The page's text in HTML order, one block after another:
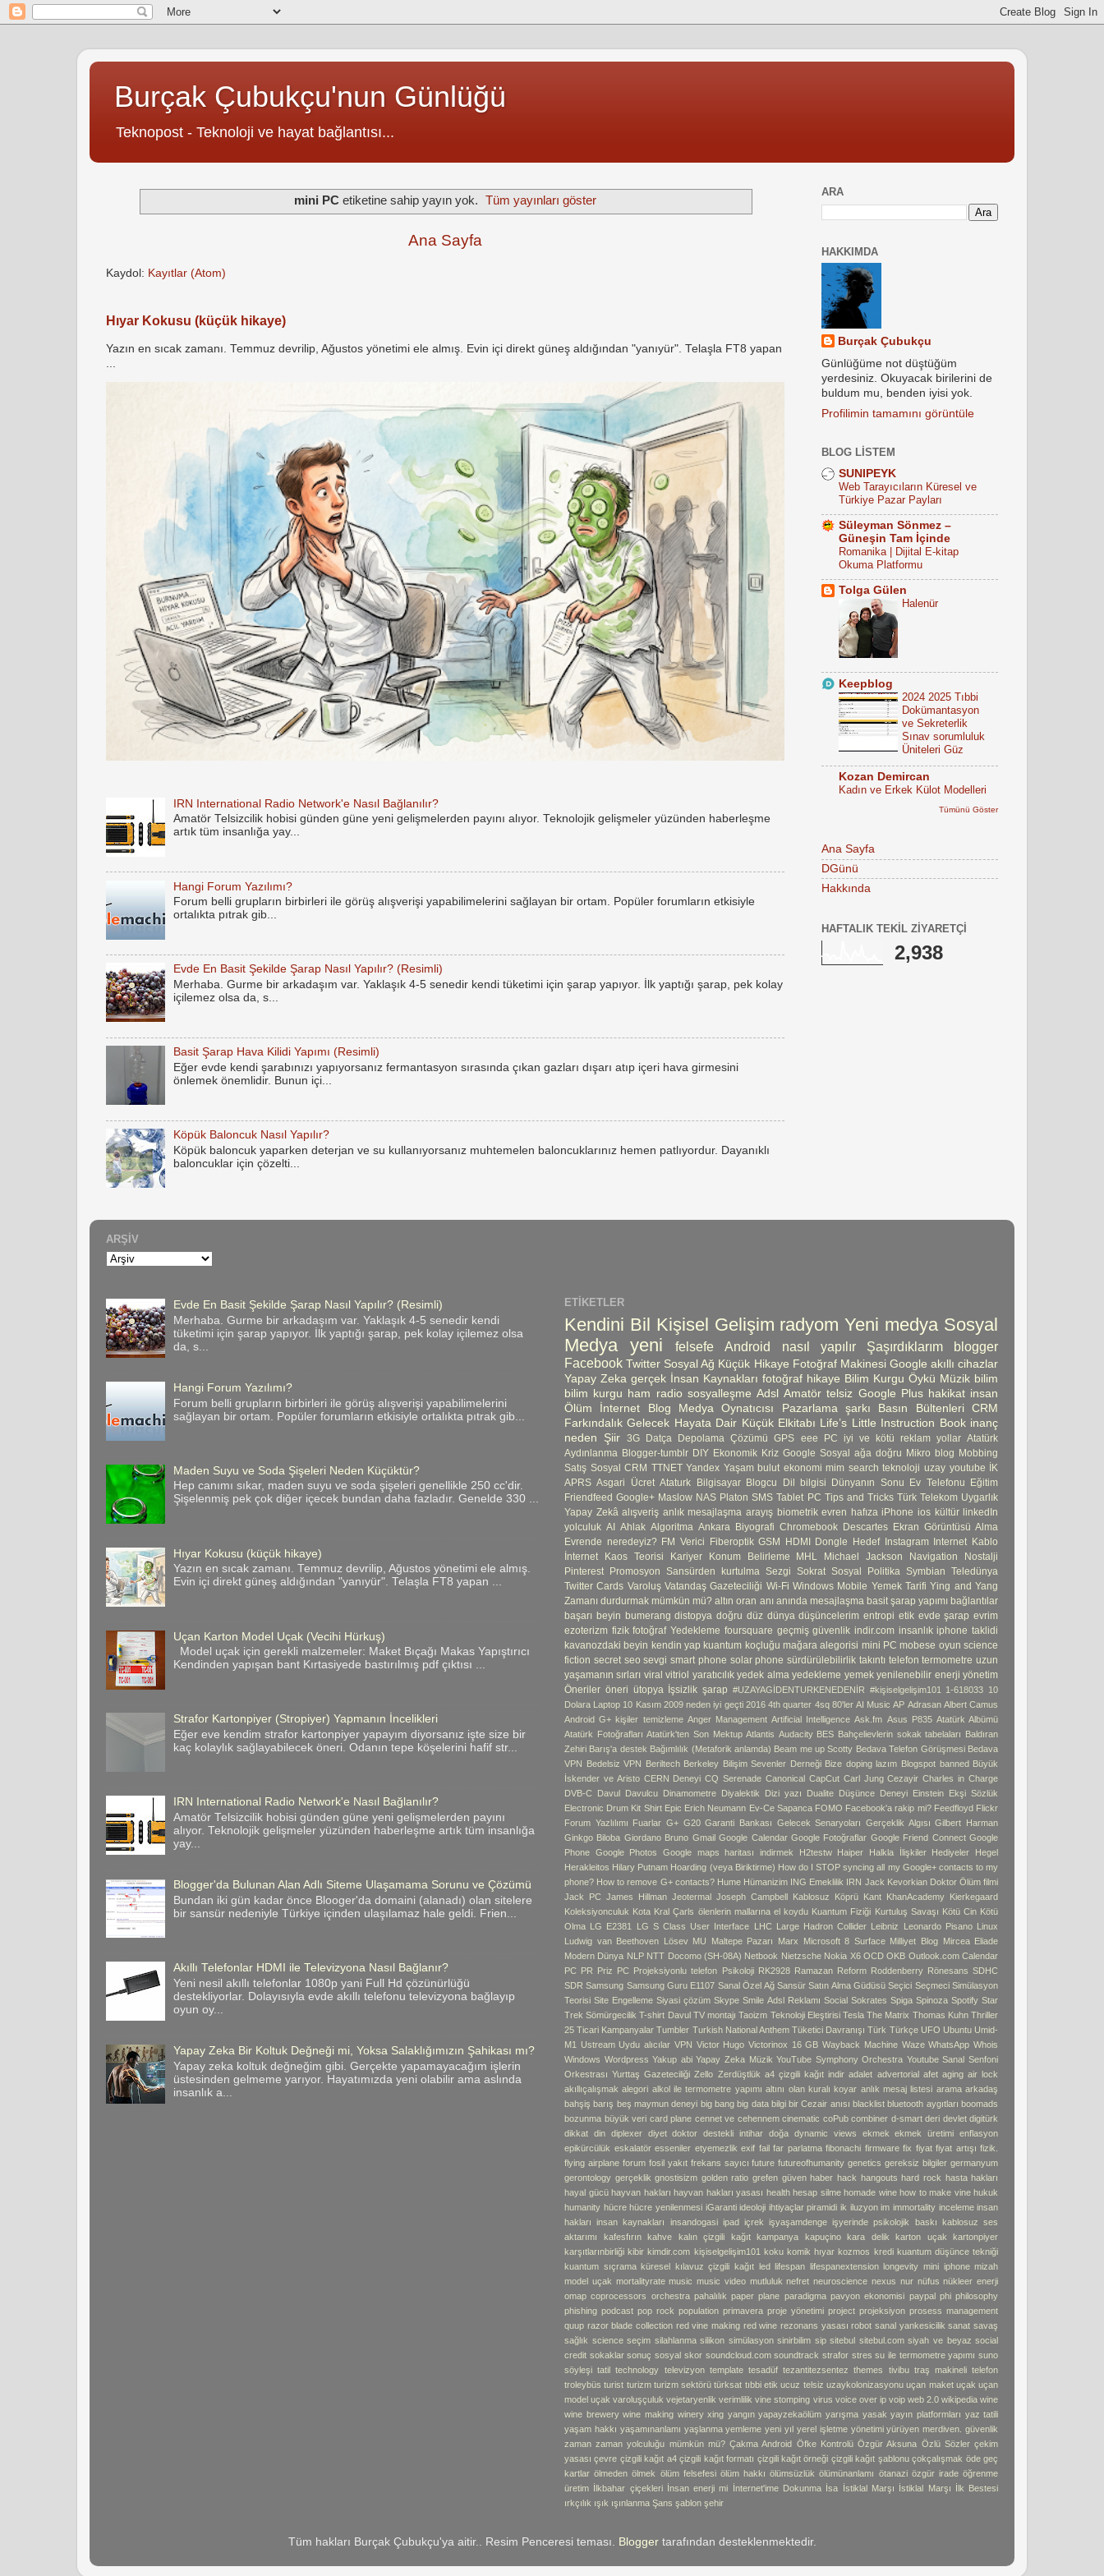
Burçak Çubukçu'nun Günlüğü
Teknopost - Teknoloji ve hayat bağlantısı...
mini PCetiketine sahip yayın yok. Tüm yayınları göster
Ana Sayfa
Kaydol: Kayıtlar (Atom)
Hıyar Kokusu (küçük hikaye)
Yazın en sıcak zamanı. Temmuz devrilip, Ağustos yönetimi ele almış. Evin içi direkt güneş aldığından "yanıyür". Telaşla FT8 yapan
IRN International Radio Network'e Nasıl Bağlanılır?
Amatör Telsizcilik hobisi günden güne yeni gelişmelerden payını alıyor. Teknolojik gelişmeler yüzünden haberleşme
artık tüm insanlığa yay...
Hangi Forum Yazılımı?
Forum belli grupların birbirleri ile görüş alışverişi yapabilimelerini sağlayan bir ortam. Popüler forumların etkisiyle
ortalıkta pıtrak gib...
Evde En Basit Şekilde Şarap Nasıl Yapılır? (Resimli)
Merhaba. Gurme bir arkadaşım var. Yaklaşık 4-5 senedir kendi tüketimi için şarap yapıyor. İlk yaptığı şarap, pek kolay
içilemez olsa da, s...
Basit Şarap Hava Kilidi Yapımı (Resimli)
Eğer evde kendi şarabınızı yapıyorsanız fermantasyon sırasında çıkan gazları dışarı atıp içeri hava girmesini
önlemek önemlidir. Bunun içi...
Köpük Baloncuk Nasıl Yapılır?
Köpük baloncuk yaparken deterjan ve su kullanıyorsanız muhtemelen baloncuklarınız hemen patlıyordur. Dayanıklı
baloncuklar için çözelti...
ARA
HAKKIMDA
Burçak Çubukçu
Günlüğüme not düştüğüm
yerdesiniz. Okuyacak birilerini de
buldum mu, benden iyisi yok.
Profilimin tamamını görüntüle
BLOG LISTEM
SUNIPEYK
Web Tarayıcıların Küresel ve
Türkiye Pazar Payları
Süleyman Sönmez –
Güneşin Tam İçinde
Romanika | Dijital E-kitap
Okuma Platformu
Tolga Gülen
Halenür
Keepblog
2024 2025 Tıbbi
Dokümantasyon
ve Sekreterlik
Sınav sorumluluk
Üniteleri Güz
Kozan Demircan
Kadın ve Erkek Külot Modelleri
Tümünü Göster
Ana Sayfa
DGünü
Hakkında
HAFTALIK TEKIL ZIYARETÇI
2,938
ARŞIV
Evde En Basit Şekilde Şarap Nasıl Yapılır? (Resimli)
Merhaba. Gurme bir arkadaşım var. Yaklaşık 4-5 senedir kendi
tüketimi için şarap yapıyor. İlk yaptığı şarap, pek kolay içilemez olsa
da, s...
Hangi Forum Yazılımı?
Forum belli grupların birbirleri ile görüş alışverişi yapabilimelerini
sağlayan bir ortam. Popüler forumların etkisiyle ortalıkta pıtrak gib...
Maden Suyu ve Soda Şişeleri Neden Küçüktür?
Hep canımı sıkar, maden suyu ve soda şişeleri genellikle 250 cc'dir.
Şişelenmiş pek çok diğer içecek bundan daha fazladır. Genelde 330 ...
Hıyar Kokusu (küçük hikaye)
Yazın en sıcak zamanı. Temmuz devrilip, Ağustos yönetimi ele almış.
Evin içi direkt güneş aldığından "yanıyür". Telaşla FT8 yapan ...
Uçan Karton Model Uçak (Vecihi Hürkuş)
Model uçak için gerekli malzemeler: Maket Bıçağı Makas Yapıştırıcı
Kendinden yapışan bant Kırtasiyede bastırılmış pdf çıktısı ...
Strafor Kartonpiyer (Stropiyer) Yapmanın İncelikleri
Eğer eve kendim strafor kartonpiyer yapayım diyorsanız işte size bir
kaç kolaylık sağlayabilecek öneri. Odanın tepe köşelerini hafif str...
IRN International Radio Network'e Nasıl Bağlanılır?
Amatör Telsizcilik hobisi günden güne yeni gelişmelerden payını
alıyor. Teknolojik gelişmeler yüzünden haberleşme artık tüm insanlığa
yay...
Blogger'da Bulunan Alan Adlı Siteme Ulaşamama Sorunu ve Çözümü
Bundan iki gün kadar önce Blooger'da domaini (alanadı) olan sitelere
bir sansür nedeniyle Türkiye içinden ulaşılamaz hale geldi. Frien...
Akıllı Telefonlar HDMI ile Televizyona Nasıl Bağlanır?
Yeni nesil akıllı telefonlar 1080p yani Full Hd çözünürlüğü
destekliyorlar. Dolayısıyla evde akıllı telefonu televizyona bağlayıp
oyun oy...
Yapay Zeka Bir Koltuk Değneği mi, Yoksa Salaklığımızın Şahikası mı?
Yapay zeka koltuk değneğim gibi. Gerçekte yapamayacağım işlerin
üstesinden gelmeme yarıyor. Hayatımızda yeni olabilir ama aslında
insanlık a...
ETIKETLER
Kendini Bil Kişisel Gelişim radyom Yeni medya Sosyal
Medya
yeni felsefe Android nasıl yapılır Şaşırdıklarım
blogger
Facebook Twitter Sosyal Ağ Küçük Hikaye Fotoğraf Makinesi Google akıllı cihazlar
Yapay Zeka gerçek İnsan Kaynakları fotoğraf hikaye Bilim Kurgu Öykü Müzik bilim
bilim kurgu ham radio sosyalleşme Adsl Amatör telsiz Google Plus hakikat insan
Ölüm
İnternet Blog Medya Oynatıcısı Pazarlama şarkı Basın Bültenleri
CRM
Farkındalık Gelecek Hayata Dair Küçük Elkitabı Life’s Little Instruction Book inanç
neden
Şiir 3G Datça Depolama Çözümü GPS eee PC iyi ve kötü reklam yollar Atatürk
Aydınlanma Blogger-tumblr DIY Ekonomik Kriz Google Sosyal ağa doğru Mikro blog Mobbing
Satış Sosyal CRM TTNET Yandex Yaşam bulut ekonomi mim search teknoloji uzay youtube İK
APRS Asgari Ücret Ataturk Bilgisayar Blogcu Dil bilgisi Dünyanın Sonu Ev Telefonu Eğitim
Friendfeed Google+ Maslow NAS Platon SMS Tablet PC Tips and Tricks Türk Telekom Uygarlık
Yapay Zekâ alışveriş anlık mesajlaşma arayış biometrik evren hafıza iPhone ios kültür linkedIn
yolculuk AI Ahlak Algoritma Ankara Biyografi Chromebook Descartes Ekran Görüntüsü Alma
Evrende neredeyiz? FM Verici Fiberoptik GSM HDMI Dongle Hedef Instagram Internet Kablo
İnternet
Kaos Teorisi Kariyer Konum Belirleme MHL Michael Jackson Navigation
Nostalji
Pinterest Promosyon Sansürden kurtulma Sezgi Sokrat Sosyal Politika Symbian Teledünya
Twitter Cards Varoluş Vatandaş Gazeteciliği Wi-Fi Windows Mobile Yemek Tarifi Ying and Yang
Zamanı durdurmak mümkün mü? altın oran anı anında mesajlaşma basit şarap yapımı bağlantılar
başarı beyin bumerang distopya doğru düz dünya düşüncelerim entropi etik evde şarap evrim
ezoterizm fizik fotoğraf Yedekleme foursquare geçmiş güvenlik indir.com insanlık iphone taklidi
kavanozdaki beyin kendin yap kuantum koçluğu mağara alegorisi mini PC mobese oyun science
fiction secret seo sevgi smart phone solar phone sürdürülebilirlik takıntı telefon termometre uzun
yaşamanın sırları viral vitriol yaratıcılık yedek alma yedekleme yemek yenilenebilir enerji yönetim
Öneriler öneri ütopya İşsizlik şarap #UZAYAGİDENTURKENEDENİR #kişiselgelişim101 1-618033 10
Dolara Laptop 10 Kasım 2009 neden iyi geçti 2016 4th quarter 4sq 80'ler AI Music AP Adrasan Albert Camus
Android G+ kişiler temizleme Anger Management Artificial Intelligence Ask.fm Asus P835 Atatürk Albümü
Atatürk Fotoğrafları Atatürk'ten Son Mektup Atlantis Audacity BES Bahçelievlerin sokak tabelaları Baldıran
Zehiri Barış'a destek Bağımlılık (Metaforik anlamda) Beam me up Scotty Bedava Telefon Görüşmesi Bedava
VPN Bedelsiz VPN Beriltech Berkeley Bilişim Sevenler Derneği Bize doping lazım Blogspot banned Büyük
İskender ve Aristo CERN Deneyi CQ Serenade Canonical CapCut Carl Jung Cezayir Charles in Charge
DVB-C Davul Davulcu Dinamometre Diyalektik Dizi yazı Dualite Düşünce Deneyi Einstein Ekşi Sözlük
Electronic Drum Kit Shirt Epic Erich Neumann Ev-Ce Sapanca FOMO Facebook'a rakip mi? Feedfloyd Flickr
Forum Yazlılımı Fuarlar G+ G20 Garanti Bankası Gelecek Senaryoları Gerçeklik Algısı Gilbert Harman
Ginkgo Biloba Giordano Bruno Gmail Google Calendar Google Fotoğraflar Google Friend Connect Google
Phone Google Photos Google maps haritası indirmek H2testw Haiper Halkla İlişkiler Hediyeler
Hegel
Herakleitos Hilary Putnam Hoarding (veya Biriktirme) How do I STOP syncing all my Google+ contacts to my
phone? How to remove G+ contacts? Hume Hümanizim ING Emeklilik IRN Jack Kevorkian Doktor Ölüm filmi
Jack PC James Hillman Jeotermal Joseph Campbell Kablosuz Köprü Kant KhanAcademy Kierkegaard
Koleksiyonculuk Kota Kral Çarls ölenlerin mallarına el koydu Kuantum Fiziği Kurtuluş Savaşı Kötü Cin Kötü
Olma LG E2381 LG S Class User Interface LHC Large Hadron Collider Leibniz Leonardo Pisano Linux
Ludwig van Beethoven Lösev MU Maltepe Pazarı Marx Microsoft 8 Surface Milliyet Blog Mircea Eliade
Modern Dünya NLP NTT Docomo (SH-08A) Netbook Nietzsche Nokia X6 OCD OKB Outlook.com Calendar
PC PR Priz PC Projeksiyonlu telefon Psikoloji RK2928 Ramazan Reform Roddenberry Rönesans SDHC
SDR Samsung Samsung Guru E1107 Sanal Özel Ağ Sansür Satın Alma Güdüsü Seçici Seçmeci Simülasyon
Teorisi Site Engelleme Siyasi çözüm Skype Smile Adsl Reklamı Social Sokrates Spiga Spinoza Spotify Star
Trek Sömürgecilik T-shirt Davul TV montajı Taoizm Teknoloji Eleştirisi Tesla The Matrix Thomas Kuhn Thriller
25 Ticari Kampanyalar Tumbler Turkish National Anthem Tüketici Davranışı Türk Türkçe UFO Ubuntu Umid-
M1
Ustream Uydu alıcılar VPN Victor Hugo Victorinox 16 GB Wayback Machine Waze WhatsApp Whois
Windows Wordpress Yakup abi Yapay Zeka Müzik YouTube Symphony Orchestra Youtube Sanal Senfoni
Orkestrası Yurttaş Gazeteciliği Zello Zerdüştlük a4 çizgili kağıt indir adalet advertorial afet aging air lock
akıllıçalışmak alegori alkol ile termometre yapımı altını olan kuralı koyar anlık mesaj listesi arama arkadaş
bahşiş barış beş maymun deneyi big bang big data bilgi bir Cezair anısı blacklist bluetooth aygıtları boomads
bozunma büyük veri card plane cennet ve cehennem cinematic coPub combiner d-smart deri devlet digitürk
dikkat din diplexer diyet doktor destekli intihar doğa dynamic views ekmek ekmek üretimi enflasyon
epikürcülük eskalatör esseniler etyemezlik exif fail far parlatma fibonachi firmware fix fiyat fiyat artışı fizik.
flying airplane forum fosil yakıt frekans sayıcı future futureofhumanity genetics gereksiz bilgiler germanyum
gerontology gerçeklik gnostisizm golden ratio grefen güven haber hack hangouts hard rock hasta hakları
hayal gücü hayvan hakları hayvan hakları yasası health hesap silme homade wine how to make vine hukuk
humanity hücre hücre yenilenmesi iGaranti ideoloji ihtiyaçlar piramidi ik iluzyon im immortality inceleme insan
hakları insan kaynakları insandogasi ipad içrek işyaşamdenge işyerinde psikolojik baskı kablosuz ses
aktarımı
kafesfırın kahve kalın çizgili kağıt kampanya kapuçino kara delik karton uçak
kartonpiyer
karşıtlarınbirliği kibir kimdir.com kişiselgelişim101 koku komik hıyar kozmos kredi kuantum düşünce tekniği
kuantum sıçrama küresel kılavuz çizgili kağıt led lifespan lifespanextension longevity mini iphone mizah
model uçak mortalityrate music music video mutluluk nefret neuroscience nexus nur nüfus nükleer enerji
omap coprocessors orchestra pahalılık paper plane paradigma pavyon ekonomisi paypal phi philosophy
phishing podcast pop rock population primavera proje yönetimi project projeksiyon prosess management
quup razor blade collection red vine making red wine rezonans yasası robot sanal yankesicilik sanat savaş
sağlık science seçim silahlanma silikon simülasyon sinirbilim sip sitebul sitebul.com siyah ve beyaz social
credit sokaklar sonuç sosyal skor soundcloud.com soundtrack strafor stres su ile termometre yapımı suno
söyleşi tatil technology televizyon template tesadüf tezantitezsentez themes tivibu traş makineli telefon
troleybüs turist turizm turizm sektörü türksat tıbbi etik ucuz telsiz uzaykolonizasyonu uçan maket uçak uçan
model uçak varoluşçuluk vejetaryenlik verimlilik vine stomping virus voice over ip voip web 2.0 wikipedia wine
wine brewery wine making winery xing yangın yapayzekaölüm yarışma yasak yayın platformları yaz tatili
yaşam hakkı yaşamınanlamı yaşlanma yemleme yeni yıl yerel işletme yönetimi yürüyen merdiven. güvenlik
zaman zaman yolculuğu mümkün mü? Çakma Android Öfke Kontrolü Özgür Aksuna Özlü Sözler çekim
yasası çevre çizgili kağıt a4 çizgili kağıt formatı çizgili kağıt örneği çizgili kağıt şablonu çokçalışmak öde geç
kartlar ölmeden ölmek ölüm felsefesi ölüm hakkı ölümsüzlük ölümünanlamı ötanazi özgür irade öğrenme
üretim İlkbahar çiçekleri İnsan enerji mi İnternet'ime Dokunma İsa İstiklal Marşı İstiklal Marşı İlk Bestesi
ırkçılık ışık ışınlanma Şans şablon şehir
Tüm hakları Burçak Çubukçu'ya aitir.. Resim Penceresi teması. Bloggertarafından desteklenmektedir.